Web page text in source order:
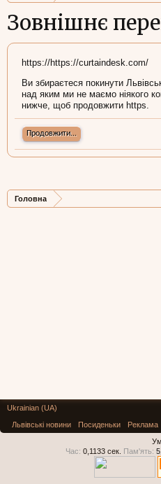
Зовнішнє
https://https://curtaindesk.com/
Ви збираєтеся покинути
над яким ми не маємо ніякого
нижче, щоб продовжити https.
Продовжити...
Головна
Ukrainian (UA)
Львівські новини
Посиденьки Реклама
Час: 0,1133 сек. Пам'ять: